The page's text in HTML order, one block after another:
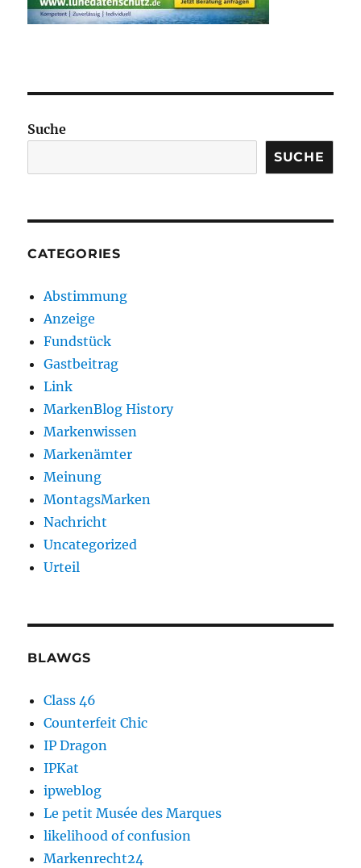
Suche
SUCHE
CATEGORIES
Abstimmung
Anzeige
Fundstück
Gastbeitrag
Link
MarkenBlog History
Markenwissen
Markenämter
Meinung
MontagsMarken
Nachricht
Uncategorized
Urteil
BLAWGS
Class 46
Counterfeit Chic
IP Dragon
IPKat
ipweblog
Le petit Musée des Marques
likelihood of confusion
Markenrecht24